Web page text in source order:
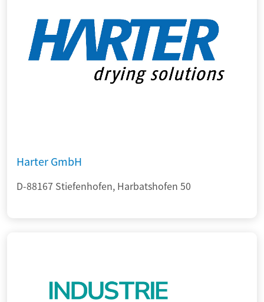
Harter GmbH
D-88167 Stiefenhofen, Harbatshofen 50